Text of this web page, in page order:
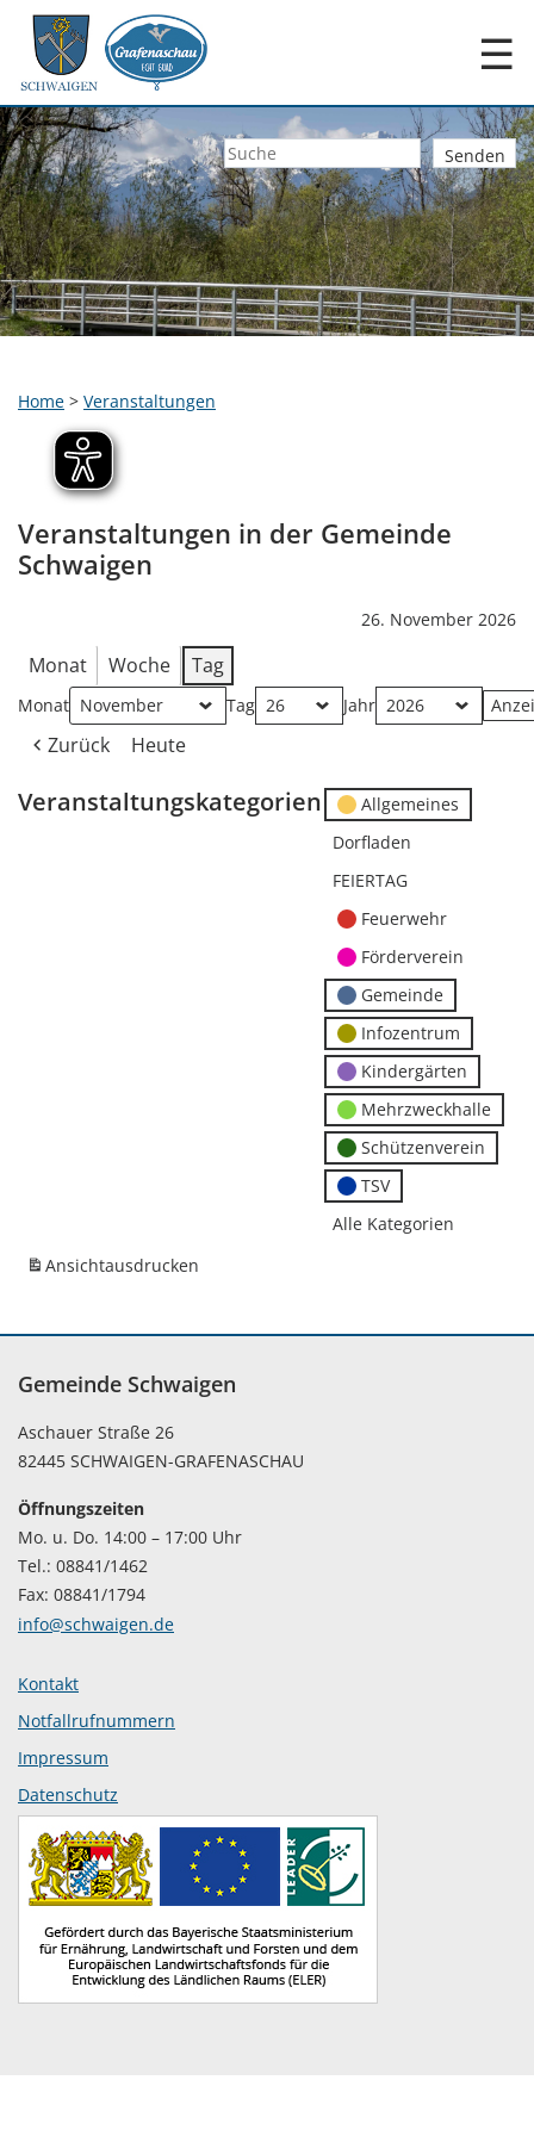
☰
Home > Veranstaltungen
Veranstaltungen in der Gemeinde
Schwaigen
26. November 2026
Monat Woche Tag
Monat Tag Jahr
Zurück Heute
Veranstaltungskategorien
Allgemeines
Dorfladen
FEIERTAG
Feuerwehr
Förderverein
Gemeinde
Infozentrum
Kindergärten
Mehrzweckhalle
Schützenverein
TSV
Alle Kategorien
Ansichtausdrucken
Gemeinde Schwaigen
Aschauer Straße 26
82445 SCHWAIGEN-GRAFENASCHAU
Öffnungszeiten
Mo. u. Do. 14:00 – 17:00 Uhr
Tel.: 08841/1462
Fax: 08841/1794
info@schwaigen.de
Kontakt
Notfallrufnummern
Impressum
Datenschutz